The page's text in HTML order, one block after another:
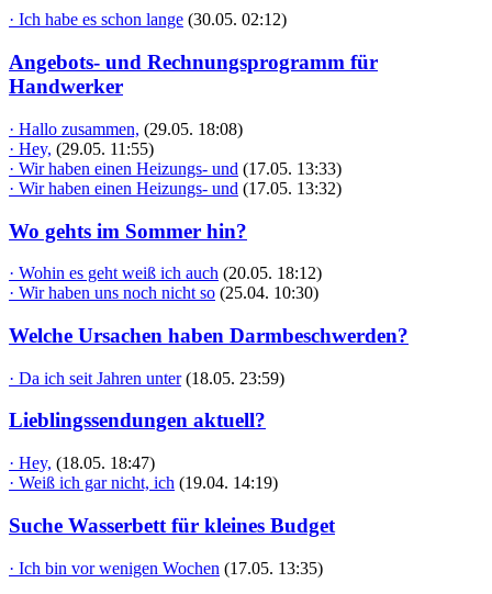
· Ich habe es schon lange (30.05. 02:12)
Angebots- und Rechnungsprogramm für
Handwerker
· Hallo zusammen, (29.05. 18:08)
· Hey, (29.05. 11:55)
· Wir haben einen Heizungs- und (17.05. 13:33)
· Wir haben einen Heizungs- und (17.05. 13:32)
Wo gehts im Sommer hin?
· Wohin es geht weiß ich auch (20.05. 18:12)
· Wir haben uns noch nicht so (25.04. 10:30)
Welche Ursachen haben Darmbeschwerden?
· Da ich seit Jahren unter (18.05. 23:59)
Lieblingssendungen aktuell?
· Hey, (18.05. 18:47)
· Weiß ich gar nicht, ich (19.04. 14:19)
Suche Wasserbett für kleines Budget
· Ich bin vor wenigen Wochen (17.05. 13:35)